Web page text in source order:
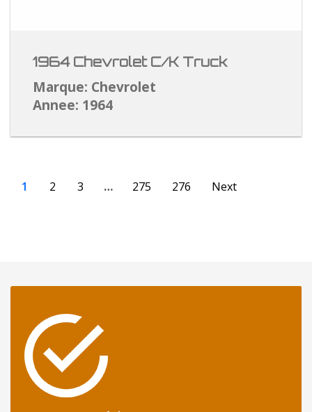
1964 Chevrolet C/K Truck
Marque: Chevrolet
Annee: 1964
1 2 3 … 275 276 Next